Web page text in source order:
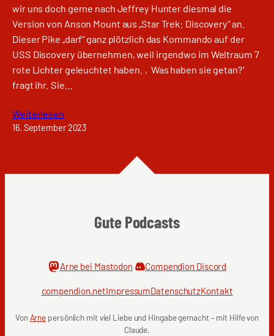
wir uns doch gerne nach Jeffrey Hunter diesmal die
Version von Anson Mount aus „Star Trek: Discovery“ an.
Dieser Pike „darf“ ganz plötzlich das Kommando auf der
USS Discovery übernehmen, weil irgendwo im Weltraum 7
rote Lichter geleuchtet haben. ‚Was haben sie getan?‘
fragt ihr. Sie…
Weiterlesen
16. September 2023
Gute Podcasts
Arne bei Mastodon Compendion Discord
compendion.netImpressumDatenschutzKontakt
VonArne persönlich mit viel Liebe und Hingabe gemacht – mit Hilfe von
Claude.